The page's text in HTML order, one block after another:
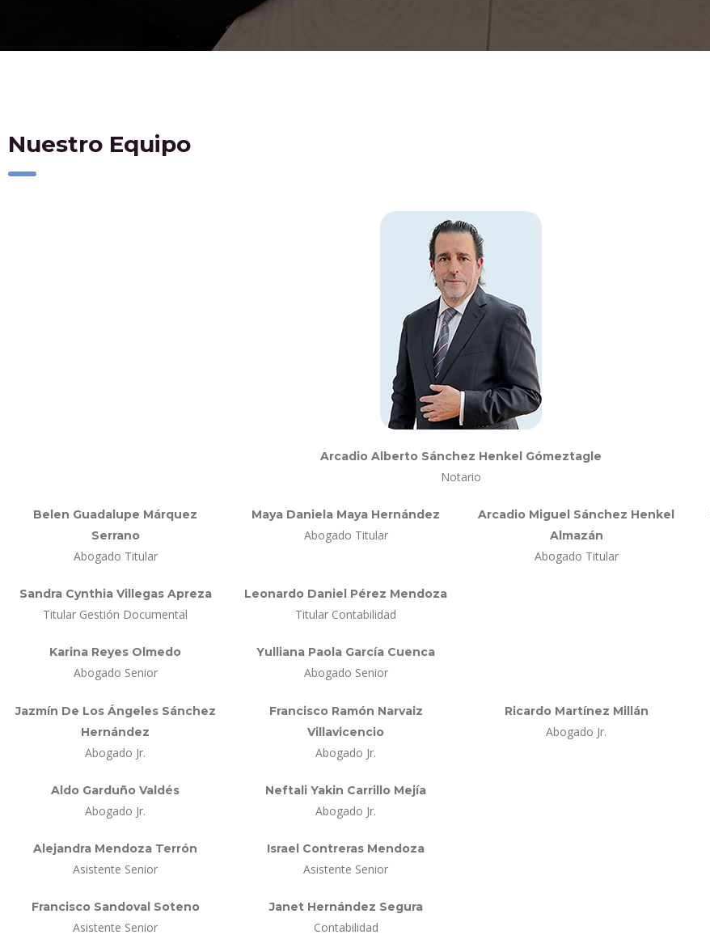
Nuestro Equipo
Arcadio Alberto Sánchez Henkel Gómeztagle
Notario
Belen Guadalupe Márquez
Serrano
Abogado Titular
Maya Daniela Maya Hernández
Abogado Titular
Arcadio Miguel Sánchez Henkel
Almazán
Abogado Titular
Sandra Cynthia Villegas Apreza
Titular Gestión Documental
Leonardo Daniel Pérez Mendoza
Titular Contabilidad
Karina Reyes Olmedo
Abogado Senior
Yulliana Paola García Cuenca
Abogado Senior
Jazmín De Los Ángeles Sánchez
Hernández
Abogado Jr.
Francisco Ramón Narvaiz
Villavicencio
Abogado Jr.
Ricardo Martínez Millán
Abogado Jr.
Aldo Garduño Valdés
Abogado Jr.
Neftali Yakin Carrillo Mejía
Abogado Jr.
Alejandra Mendoza Terrón
Asistente Senior
Israel Contreras Mendoza
Asistente Senior
Francisco Sandoval Soteno
Asistente Senior
Janet Hernández Segura
Contabilidad